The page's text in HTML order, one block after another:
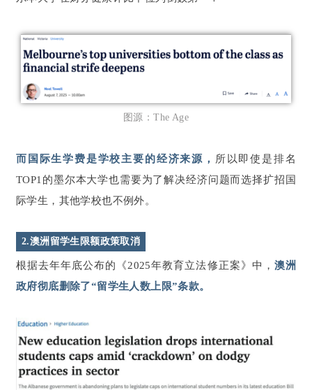
图源：The Age
而国际生学费是学校主要的经济来源， 所以即使是排名
TOP1的墨尔本大学也需要为了解决经济问题而选择扩招国
际学生，其他学校也不例外。
2.澳洲留学生限额政策取消
根据去年年底公布的《2025年教育立法修正案》中， 澳洲
政府彻底删除了“留学生人数上限”条款。